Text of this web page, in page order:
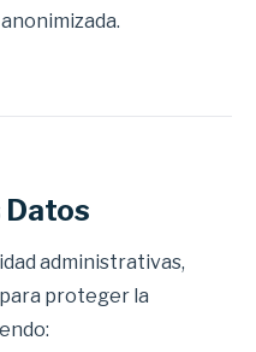
Datos
administrativas,
proteger la